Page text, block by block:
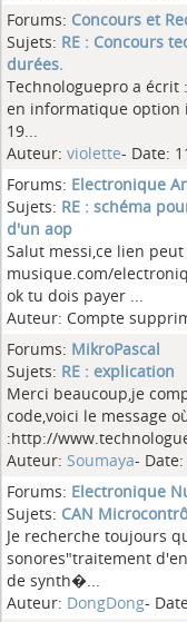
Forums: Concours et
Sujets: RE : Concours
durées.
Technologuepro a écrit
en informatique option
19...
Auteur: violette- Date:
Forums: Electronique
Sujets: RE : schéma
d'un aop
Salut messi,ce lien
musique.com/
ok tu dois payer ...
Auteur: Compte
Forums: MikroPascal
Sujets: RE : explication
Merci beaucoup,je
code,voici le message
:http://
Auteur: Soumaya-
Forums: Electronique
Sujets: CAN
Je recherche toujours
sonores"traitement
de synth�...
Auteur: DongDong-